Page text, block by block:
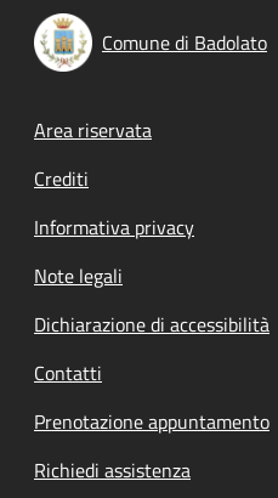
Comune di Badolato
Footer menu
Area riservata
Crediti
Informativa privacy
Note legali
Dichiarazione di accessibilità
Contatti
Prenotazione appuntamento
Richiedi assistenza